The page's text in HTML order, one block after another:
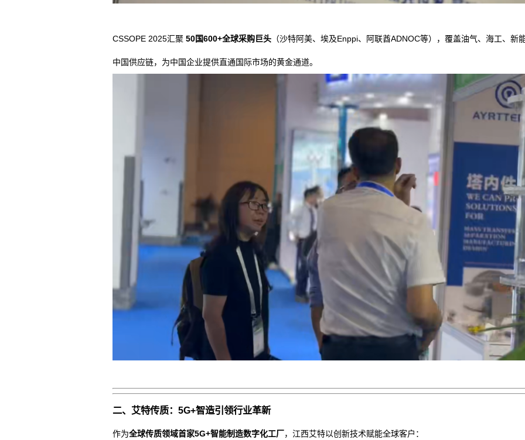
CSSOPE 2025汇聚 50国600+全球采购巨头 （沙特阿美、埃及Enppi、阿联酋ADNOC等），覆盖油气、海工、新
中国供应链，为中国企业提供直通国际市场的黄金通道。
二、艾特传质：5G+智造引领行业革新
作为全球传质领域首家5G+智能制造数字化工厂，江西艾特以创新技术赋能全球客户：